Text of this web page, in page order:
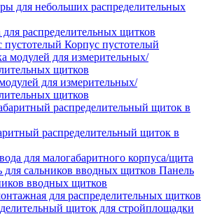
для небольших распределительных
для распределительных щитков
Корпус пустотелый
для измерительных/
щитков
распределительный щиток в
для малогабаритного корпуса/щита
Панель
вводных щитков
для распределительных щитков